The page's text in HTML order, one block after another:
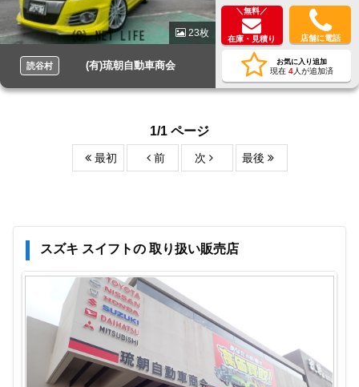
23枚
読谷村 (有)琉朝自動車商会
＼無料／
在庫・見積り 店舗に電話
お気に入り追加
現在 4人が追加済
1/1 ページ
最初 前 次 最後
スズキ スイフトの 取り扱い販売店